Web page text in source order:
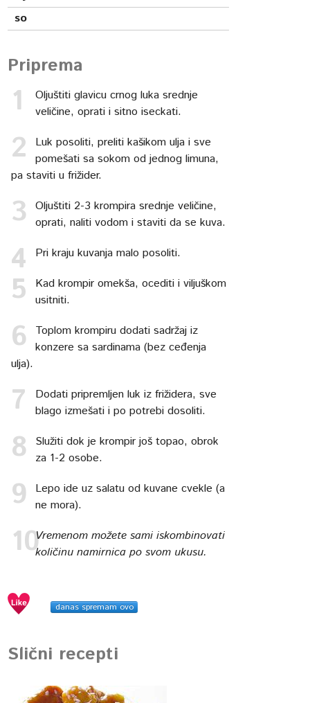
so
Priprema
Oljuštiti glavicu crnog luka srednje
veličine, oprati i sitno iseckati.
Luk posoliti, preliti kašikom ulja i sve
pomešati sa sokom od jednog limuna,
pa staviti u frižider.
Oljuštiti 2-3 krompira srednje veličine,
oprati, naliti vodom i staviti da se kuva.
Pri kraju kuvanja malo posoliti.
Kad krompir omekša, ocediti i viljuškom
usitniti.
Toplom krompiru dodati sadržaj iz
konzere sa sardinama (bez ceđenja
ulja).
Dodati pripremljen luk iz frižidera, sve
blago izmešati i po potrebi dosoliti.
Služiti dok je krompir još topao, obrok
za 1-2 osobe.
Lepo ide uz salatu od kuvane cvekle (a
ne mora).
Vremenom možete sami iskombinovati
količinu namirnica po svom ukusu.
danas spremam ovo
Slični recepti